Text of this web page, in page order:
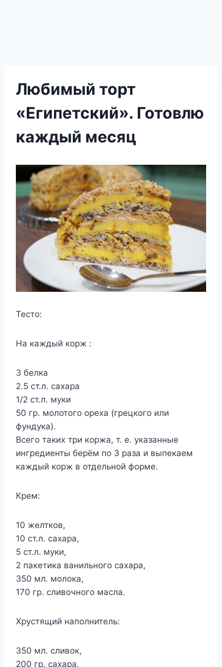
Любимый торт
«Египетский». Готовлю
каждый месяц
Тесто:
На каждый корж :
3 белка
2.5 ст.л. сахара
1/2 ст.л. муки
50 гр. молотого ореха (грецкого или
фундука).
Всего таких три коржа, т. е. указанные
ингредиенты берём по 3 раза и выпекаем
каждый корж в отдельной форме.
Крем:
10 желтков,
10 ст.л. сахара,
5 ст.л. муки,
2 пакетика ванильного сахара,
350 мл. молока,
170 гр. сливочного масла.
Хрустящий наполнитель:
350 мл. сливок,
200 гр. сахара,